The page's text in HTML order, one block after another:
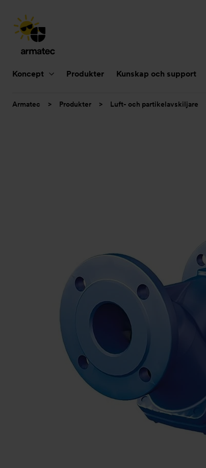
Koncept Produkter Kunskap och support
Du
Armatec > Produkter > Luft- och partikelavskiljare